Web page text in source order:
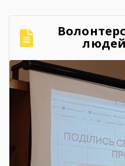
аналізом та
виклики й
сфери Чортківського
людей